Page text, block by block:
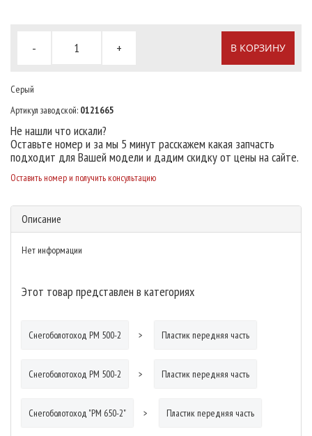
- + В КОРЗИНУ
Серый
Артикул заводской: 0121665
Не нашли что искали?
Оставьте номер и за мы 5 минут расскажем какая запчасть
подходит для Вашей модели и дадим скидку от цены на сайте.
Оставить номер и получить консультацию
Описание
Нет информации
Этот товар представлен в категориях
Снегоболотоход РМ 500-2 Пластик передняя часть
Снегоболотоход РМ 500-2 Пластик передняя часть
Снегоболотоход "РМ 650-2" Пластик передняя часть